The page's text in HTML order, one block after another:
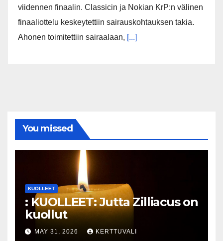
viidennen finaalin. Classicin ja Nokian KrP:n välinen
finaaliottelu keskeytettiin sairauskohtauksen takia.
Ahonen toimitettiin sairaalaan, [...]
You missed
KUOLLEET
: KUOLLEET: Jutta Zilliacus on
kuollut
MAY 31, 2026 KERTTUVALI